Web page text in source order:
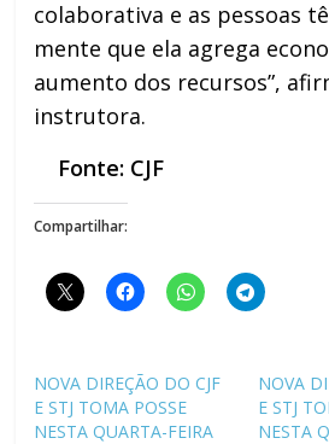
colaborativa e as pessoas
mente que ela agrega
aumento dos recursos”,
instrutora.
Fonte: CJF
Compartilhar:
NOVA DIREÇÃO DO CJF
E STJ TOMA POSSE
NESTA QUARTA-FEIRA
NOVA
E STJ
NESTA